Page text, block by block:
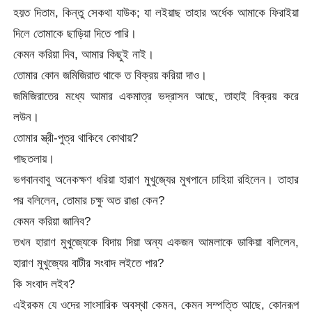
হয়ত দিতাম, কিন্তু সেকথা যাউক; যা লইয়াছ তাহার অর্ধেক আমাকে ফিরাইয়া
দিলে তোমাকে ছাড়িয়া দিতে পারি।
কেমন করিয়া দিব, আমার কিছুই নাই।
তোমার কোন জমিজিরাত থাকে ত বিক্রয় করিয়া দাও।
জমিজিরাতের মধ্যে আমার একমাত্র ভদ্রাসন আছে, তাহাই বিক্রয় করে
লউন।
তোমার স্ত্রী-পুত্র থাকিবে কোথায়?
গাছতলায়।
ভগবানবাবু অনেকক্ষণ ধরিয়া হারাণ মুখুজ্যের মুখপানে চাহিয়া রহিলেন। তাহার
পর বলিলেন, তোমার চক্ষু অত রাঙা কেন?
কেমন করিয়া জানিব?
তখন হারাণ মুখুজ্যেকে বিদায় দিয়া অন্য একজন আমলাকে ডাকিয়া বলিলেন,
হারাণ মুখুজ্যের বাটীর সংবাদ লইতে পার?
কি সংবাদ লইব?
এইরকম যে ওদের সাংসারিক অবস্থা কেমন, কেমন সম্পত্তি আছে, কোনরূপ